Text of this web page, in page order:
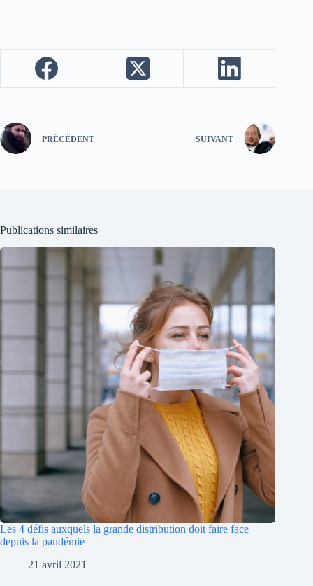
PRÉCÉDENT SUIVANT
Publications similaires
Les 4 défis auxquels la grande distribution doit faire face
depuis la pandémie
21 avril 2021